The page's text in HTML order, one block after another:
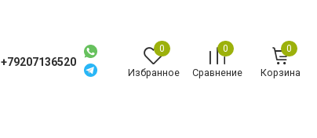
+79207136520
0
Избранное
0
Сравнение
0
Корзина